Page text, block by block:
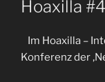
Hoaxilla
Im Hoaxilla –
Konferenz der